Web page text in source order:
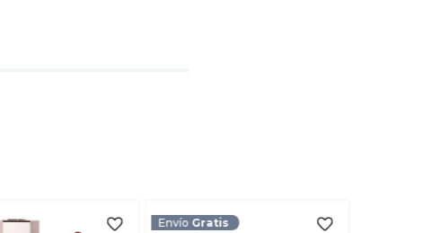
Envío Gratis